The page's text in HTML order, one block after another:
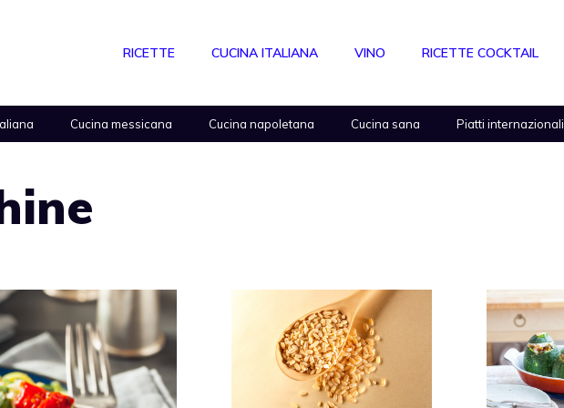
RICETTE CUCINA ITALIANA VINO RICETTE COCKTAIL
Cucina messicana Cucina napoletana Cucina sana Piatti internazionali